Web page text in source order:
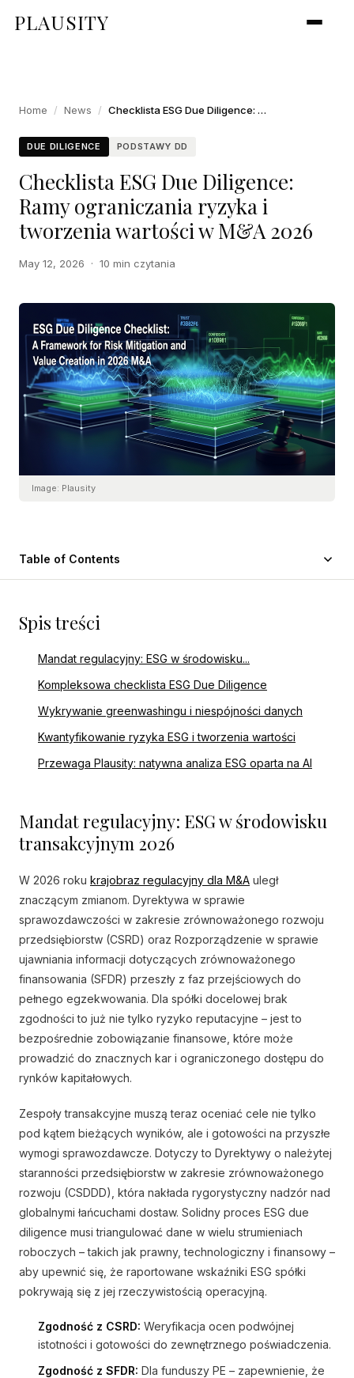
PLAUSITY
Home / News / Checklista ESG Due Diligence: Ramy ograniczania ryzyka i tworzenia wartości w M&A 2026
DUE DILIGENCE PODSTAWY DD
Checklista ESG Due Diligence:
Ramy ograniczania ryzyka i
tworzenia wartości w M&A 2026
May 12, 2026 · 10 min czytania
Image: Plausity
Table of Contents
Spis treści
Mandat regulacyjny: ESG w środowisku...
Kompleksowa checklista ESG Due Diligence
Wykrywanie greenwashingu i niespójności danych
Kwantyfikowanie ryzyka ESG i tworzenia wartości
Przewaga Plausity: natywna analiza ESG oparta na AI
Mandat regulacyjny: ESG w środowisku
transakcyjnym 2026
W 2026 roku krajobraz regulacyjny dla M&A uległ
znaczącym zmianom. Dyrektywa w sprawie
sprawozdawczości w zakresie zrównoważonego rozwoju
przedsiębiorstw (CSRD) oraz Rozporządzenie w sprawie
ujawniania informacji dotyczących zrównoważonego
finansowania (SFDR) przeszły z faz przejściowych do
pełnego egzekwowania. Dla spółki docelowej brak
zgodności to już nie tylko ryzyko reputacyjne – jest to
bezpośrednie zobowiązanie finansowe, które może
prowadzić do znacznych kar i ograniczonego dostępu do
rynków kapitałowych.
Zespoły transakcyjne muszą teraz oceniać cele nie tylko
pod kątem bieżących wyników, ale i gotowości na przyszłe
wymogi sprawozdawcze. Dotyczy to Dyrektywy o należytej
staranności przedsiębiorstw w zakresie zrównoważonego
rozwoju (CSDDD), która nakłada rygorystyczny nadzór nad
globalnymi łańcuchami dostaw. Solidny proces ESG due
diligence musi triangulować dane w wielu strumieniach
roboczych – takich jak prawny, technologiczny i finansowy –
aby upewnić się, że raportowane wskaźniki ESG spółki
pokrywają się z jej rzeczywistością operacyjną.
Zgodność z CSRD: Weryfikacja ocen podwójnej
istotności i gotowości do zewnętrznego poświadczenia.
Zgodność z SFDR: Dla funduszy PE – zapewnienie, że